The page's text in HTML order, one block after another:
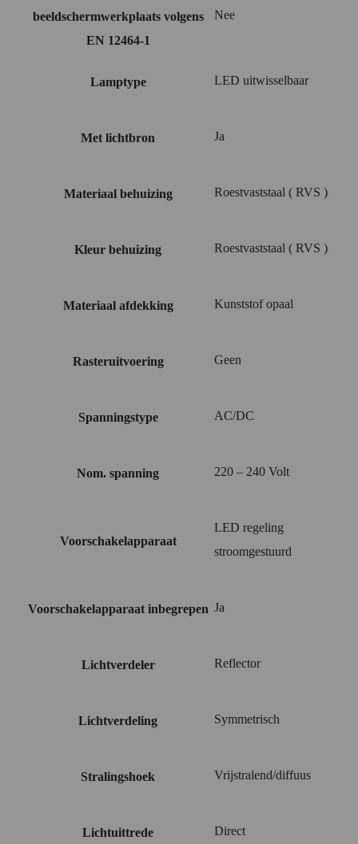
beeldschermwerkplaats volgens
EN 12464-1
Nee
Lamptype LED uitwisselbaar
Met lichtbron Ja
Materiaal behuizing Roestvaststaal ( RVS )
Kleur behuizing Roestvaststaal ( RVS )
Materiaal afdekking Kunststof opaal
Rasteruitvoering Geen
Spanningstype AC/DC
Nom. spanning 220 – 240 Volt
Voorschakelapparaat
LED regeling
stroomgestuurd
Voorschakelapparaat inbegrepen Ja
Lichtverdeler Reflector
Lichtverdeling Symmetrisch
Stralingshoek Vrijstralend/diffuus
Lichtuittrede Direct